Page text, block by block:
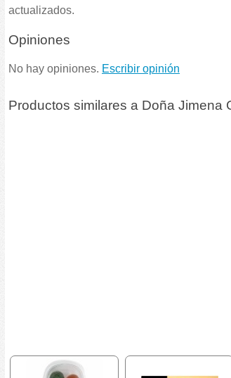
actualizados.
Opiniones
No hay opiniones. Escribir opinión
Productos similares a Doña Jimena